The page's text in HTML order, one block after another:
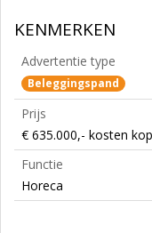
KENMERKEN
Advertentie type
Beleggingspand
Prijs
€ 635.000,- kosten
Functie
Horeca